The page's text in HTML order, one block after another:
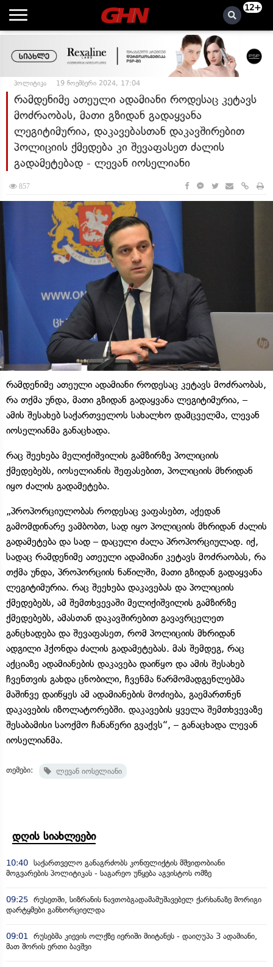
12+
პოლიტიკა 19 ნოემბერი 2024, 17:04
რამდენიმე ათეული ადამიანი როდესაც კეტავს
მოძრაობას, მათი გზიდან გადაყვანა
ლეგიტიმურია, დაკავებასთან დაკავშირებით
პოლიციის ქმედება კი შევაფასეთ ძალის
გადამეტებად - ლევან იოსელიანი
857
რამდენიმე ათეული ადამიანი როდესაც კეტავს მოძრაობას,
რა თქმა უნდა, მათი გზიდან გადაყვანა ლეგიტიმურია, –
ამის შესახებ საქართველოს სახალხო დამცველმა, ლევან
იოსელიანმა განაცხადა.
რაც შეეხება მელიქიშვილის გამზირზე პოლიციის
ქმედებებს, იოსელიანის შეფასებით, პოლიციის მხრიდან
იყო ძალის გადამეტება.
„პროპორციულობას როდესაც ვაფასებთ, აქედან
გამომდინარე ვამბობთ, სად იყო პოლიციის მხრიდან ძალის
გადამეტება და სად – დაცული ძალა პროპორციულად. იქ,
სადაც რამდენიმე ათეული ადამიანი კეტავს მოძრაობას, რა
თქმა უნდა, პროპორციის ნაწილში, მათი გზიდან გადაყვანა
ლეგიტიმურია. რაც შეეხება დაკავებას და პოლიციის
ქმედებებს, ამ შემთხვევაში მელიქიშვილის გამზირზე
ქმედებებს, ამასთან დაკავშირებით გავავრცელეთ
განცხადება და შევაფასეთ, რომ პოლიციის მხრიდან
ადგილი ჰქონდა ძალის გადამეტებას. მას შემდეგ, რაც
აქციაზე ადამიანების დაკავება დაიწყო და ამის შესახებ
ჩვენთვის გახდა ცნობილი, ჩვენმა წარმომადგენლებმა
მაშინვე დაიწყეს ამ ადამიანების მოძიება, გაემართნენ
დაკავების იზოლატორებში. დაკავების ყველა შემთხვევაზე
შესაბამისი საოქმო ჩანაწერი გვაქვს“, – განაცხადა ლევან
იოსელიანმა.
თემები: ლევან იოსელიანი
დღის სიახლეები
10:40 საქართველო განაგრძობს კონფლიქტის მშვიდობიანი
მოგვარების პოლიტიკას - საგარეო უწყება აგვისტოს ომზე
09:25 რუსეთში, სიზრანის ნავთობგადამამუშავებელ ქარხანაზე მორიგი
დარტყმები განხორციელდა
09:01
რუსებმა კიევის ოლქზე იერიში მიიტანეს - დაიღუპა 3 ადამიანი,
მათ შორის ერთი ბავშვი